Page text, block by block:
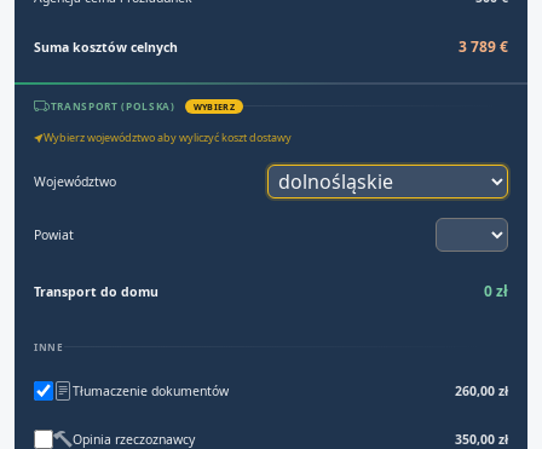
Suma kosztów celnych 3 789 €
TRANSPORT (POLSKA) WYBIERZ
Wybierz województwo aby wyliczyć koszt dostawy
Województwo
Powiat
Transport do domu 0 zł
INNE
Tłumaczenie dokumentów 260,00 zł
Opinia rzeczoznawcy 350,00 zł